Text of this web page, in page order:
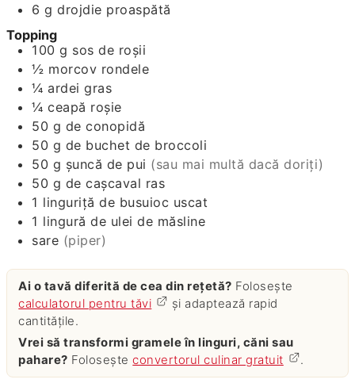
6 g drojdie proaspătă
Topping
100 g sos de roşii
½ morcov rondele
¼ ardei gras
¼ ceapă roșie
50 g de conopidă
50 g de buchet de broccoli
50 g şuncă de pui (sau mai multă dacă doriţi)
50 g de caşcaval ras
1 linguriţă de busuioc uscat
1 lingură de ulei de măsline
sare (piper)
Ai o tavă diferită de cea din rețetă? Folosește
calculatorul pentru tăvi
și adaptează rapid
cantitățile.
Vrei să transformi gramele în linguri, căni sau
pahare? Foloseșteconvertorul culinar gratuit .